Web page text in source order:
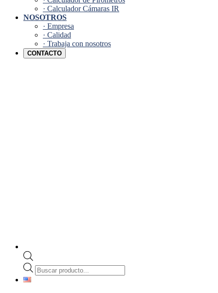
· Calculador Cámaras IR
NOSOTROS
· Empresa
· Calidad
· Trabaja con nosotros
CONTACTO
Búsqueda
de